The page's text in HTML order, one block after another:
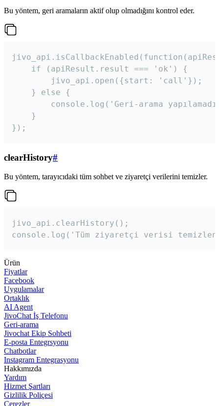
Bu yöntem, geri aramaların aktif olup olmadığını kontrol eder.
    if (apiResult.result === 'ok') {
        jivo_api.open({start: 'call'});
    } else {
console.log('Geri-arama
    }
});
clearHistory#
Bu yöntem, tarayıcıdaki tüm sohbet ve ziyaretçi verilerini temizler.
jivo_api.clearHistory();
console.log('Tüm ziyaretçi verisi
Ürün
Fiyatlar
Facebook
Uygulamalar
Ortaklık
AI Agent
JivoChat İş Telefonu
Geri-arama
Jivochat Ekip Sohbeti
E-posta Entegrsyonu
Chatbotlar
Instagram Entegrasyonu
Hakkımızda
Yardım
Hizmet Şartları
Gizlilik Poliçesi
Çerezler